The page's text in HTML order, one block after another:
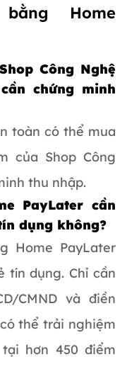
Home
Công Nghệ
chứng minh
toàn có thể mua
của Shop Công
thu nhập.
PayLater cần
dụng không?
Home PayLater
tín dụng. Chỉ cần
CMND và điền
thể trải nghiệm
hơn 450 điểm